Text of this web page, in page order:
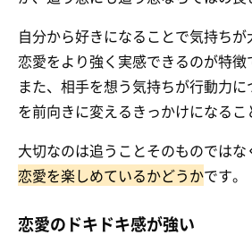
自分から好きになることで気持ちが
恋愛をより強く実感できるのが特徴
また、相手を想う気持ちが行動力
を前向きに変えるきっかけになるこ
大切なのは追うことそのものではな
恋愛を楽しめているかどうかです。
恋愛のドキドキ感が強い